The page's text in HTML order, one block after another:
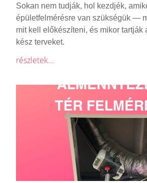
Sokan nem tudják, hol kezdjék,
épületfelmérésre van szükségük —
mit kell előkészíteni, és mikor tartják
kész terveket.
részletek...